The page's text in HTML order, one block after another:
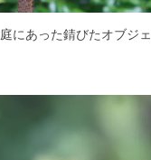
庭にあった錆びたオブジェ